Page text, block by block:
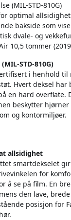
(MIL-STD-810G)
optimal allsidighet
bakside som
dvale- og
10,5 tommer
STD-810G)
i henhold
Hvert deksel
en hard overflate.
beskytter
og kontormiljøer.
allsidighet
smartdekselet
for
å se på film. En
den lave,
posisjon for